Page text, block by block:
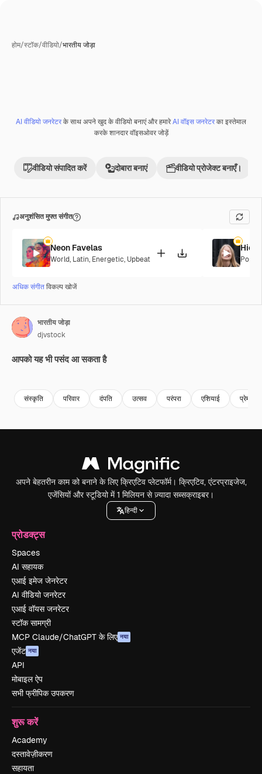
होम/स्टॉक/वीडियो/भारतीय जोड़ा
Premium
AI वीडियो जनरेटरके साथ अपने खुद के वीडियो बनाएं और हमारेAI वॉइस जनरेटरका इस्तेमाल
करके शानदार वॉइसओवर जोड़ें
वीडियो संपादित करें दोबारा बनाएं वीडियो प्रोजेक्ट बनाएँ।
अनुशंसित मुफ्त संगीत
Neon Favelas
World, Latin, Energetic, Upbeat Pop
अधिक संगीतविकल्प खोजें
भारतीय जोड़ा
djvstock
आपको यह भी पसंद आ सकता है
संस्कृति परिवार दंपति उत्सव परंपरा एशियाई प्रेम
अपने बेहतरीन काम को बनाने के लिए क्रिएटिव प्लेटफॉर्म। क्रिएटिव, एंटरप्राइजेज,
एजेंसियों और स्टूडियो में 1 मिलियन से ज़्यादा सब्सक्राइबर।
हिन्दी
प्रोडक्ट्स
Spaces
AI सहायक
एआई इमेज जेनरेटर
AI वीडियो जनरेटर
एआई वॉयस जनरेटर
स्टॉक सामग्री
MCP Claude/ChatGPT के लिए नया
एजेंट नया
API
मोबाइल ऐप
सभी फ्रीपिक उपकरण
शुरू करें
Academy
दस्तावेज़ीकरण
सहायता